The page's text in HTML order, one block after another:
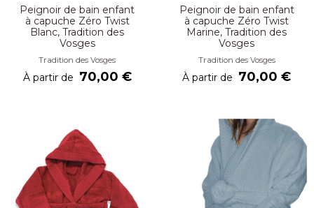
Peignoir de bain enfant
à capuche Zéro Twist
Blanc, Tradition des
Vosges
Tradition des Vosges
À partir de 70,00 €
Peignoir de bain enfant
à capuche Zéro Twist
Marine, Tradition des
Vosges
Tradition des Vosges
À partir de 70,00 €